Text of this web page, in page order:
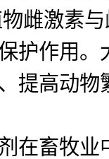
雌激素
护作用
提高动
在畜牧业